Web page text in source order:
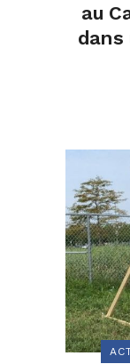
au
dans